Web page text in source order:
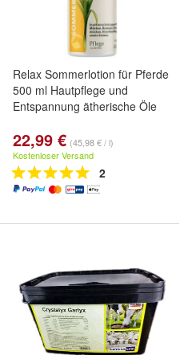
Relax Sommerlotion für Pferde
500 ml Hautpflege und
Entspannung ätherische Öle
22,99 € (45,98 € / l)
Kostenloser Versand
2